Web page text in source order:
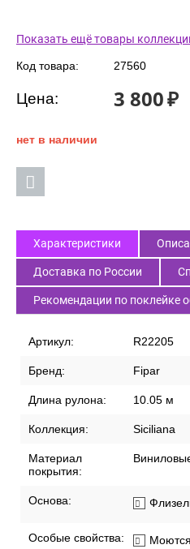
Показать ещё товары
Код товара: 27560
Цена: 3 800₽
нет в наличии
Характеристики
Доставка по России
Рекомендации по поклейке
Артикул: R22205
Бренд: Fipar
Длина рулона: 10.05 м
Коллекция: Siciliana
Материал
покрытия:
Основа:
Особые свойства: